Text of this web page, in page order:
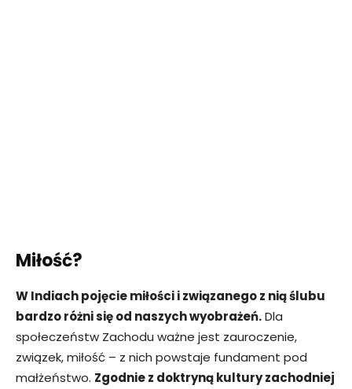
Miłość?
W Indiach pojęcie miłości i związanego z nią ślubu
bardzo różni się od naszych wyobrażeń.Dla
społeczeństw Zachodu ważne jest zauroczenie,
związek, miłość – z nich powstaje fundament pod
małżeństwo. Zgodnie z doktryną kultury zachodniej